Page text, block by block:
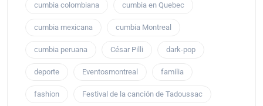
cumbia colombiana cumbia en Quebec
cumbia mexicana cumbia Montreal
cumbia peruana César Pilli dark-pop
deporte Eventosmontreal familia
fashion Festival de la canción de Tadoussac